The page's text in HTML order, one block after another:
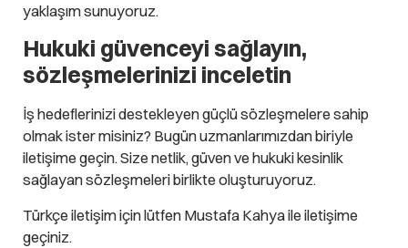
yaklaşım sunuyoruz.
Hukuki güvenceyi sağlayın,
sözleşmelerinizi inceletin
İş hedeflerinizi destekleyen güçlü sözleşmelere sahip
olmak ister misiniz? Bugün uzmanlarımızdan biriyle
iletişime geçin. Size netlik, güven ve hukuki kesinlik
sağlayan sözleşmeleri birlikte oluşturuyoruz.
Türkçe iletişim için lütfen Mustafa Kahya ile iletişime
geçiniz.